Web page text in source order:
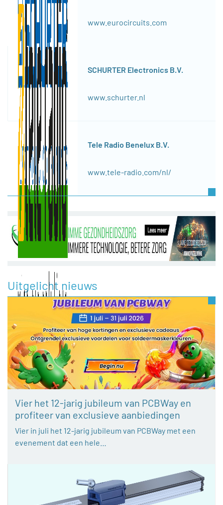
www.eurocircuits.com
SCHURTER Electronics B.V.
www.schurter.nl
Tele Radio Benelux B.V.
www.tele-radio.com/nl/
Uitgelicht nieuws
Vier het 12-jarig jubileum van PCBWay en
profiteer van exclusieve aanbiedingen
Vier in juli het 12-jarig jubileum van PCBWay met een
evenement dat een hele…